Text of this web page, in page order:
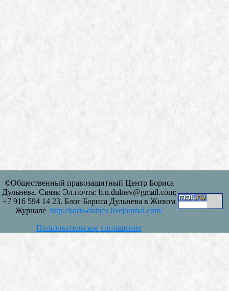
©Общественный правозащитный Центр Бориса
Дульнева. Связь: Эл.почта: b.n.dulnev@gmail.com;
+7 916 594 14 23. Блог Бориса Дульнева в Живом
Журнале http://boris-dulnev.livejournal.com/
Пользовательское соглашение